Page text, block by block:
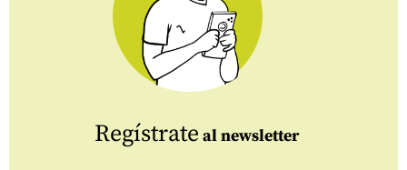
Regístrate al newsletter